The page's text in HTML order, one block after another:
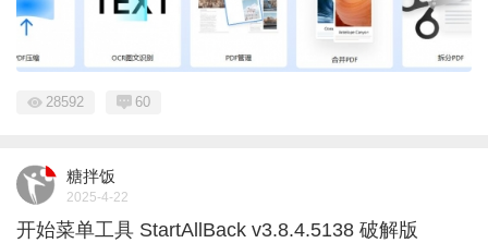
28592 60
糖拌饭
2025-4-22
开始菜单工具 StartAllBack v3.8.4.5138 破解版